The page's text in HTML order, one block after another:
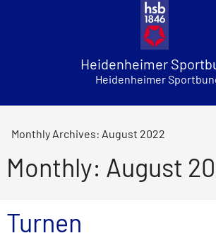
Heidenheimer
Heidenheimer
Monthly Archives: August 2022
Monthly: August
Turnen